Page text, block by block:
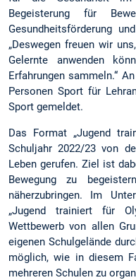
Begeisterung für
Gesundheitsförderung
„Deswegen freuen wir
Gelernte anwenden
Erfahrungen sammeln.“
Personen Sport für
Sport gemeldet.
Das Format „Jugend
Schuljahr 2022/23 von
Leben gerufen. Ziel ist
Bewegung zu
näherzubringen. Im
„Jugend trainiert für
Wettbewerb von allen
eigenen Schulgelände
möglich, wie in diesem
mehreren Schulen zu